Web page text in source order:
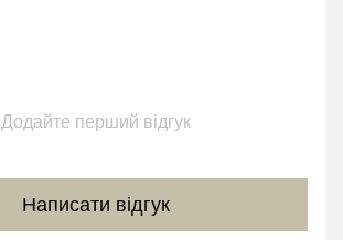
Додайте перший відгук
Написати відгук